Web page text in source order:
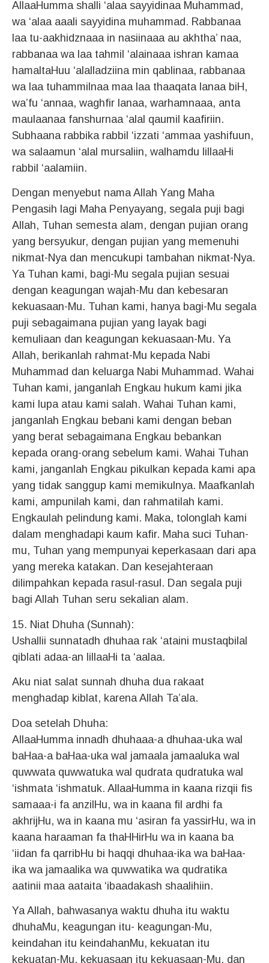
AllaaHumma shalli ‘alaa sayyidinaa Muhammad,
wa ‘alaa aaali sayyidina muhammad. Rabbanaa
laa tu-aakhidznaaa in nasiinaaa au akhtha’ naa,
rabbanaa wa laa tahmil ‘alainaaa ishran kamaa
hamaltaHuu ‘alalladziina min qablinaa, rabbanaa
wa laa tuhammilnaa maa laa thaaqata lanaa biH,
wa’fu ‘annaa, waghfir lanaa, warhamnaaa, anta
maulaanaa fanshurnaa ‘alal qaumil kaafiriin.
Subhaana rabbika rabbil ‘izzati ‘ammaa yashifuun,
wa salaamun ‘alal mursaliin, walhamdu lillaaHi
rabbil ‘aalamiin.
Dengan menyebut nama Allah Yang Maha
Pengasih lagi Maha Penyayang, segala puji bagi
Allah, Tuhan semesta alam, dengan pujian orang
yang bersyukur, dengan pujian yang memenuhi
nikmat-Nya dan mencukupi tambahan nikmat-Nya.
Ya Tuhan kami, bagi-Mu segala pujian sesuai
dengan keagungan wajah-Mu dan kebesaran
kekuasaan-Mu. Tuhan kami, hanya bagi-Mu segala
puji sebagaimana pujian yang layak bagi
kemuliaan dan keagungan kekuasaan-Mu. Ya
Allah, berikanlah rahmat-Mu kepada Nabi
Muhammad dan keluarga Nabi Muhammad. Wahai
Tuhan kami, janganlah Engkau hukum kami jika
kami lupa atau kami salah. Wahai Tuhan kami,
janganlah Engkau bebani kami dengan beban
yang berat sebagaimana Engkau bebankan
kepada orang-orang sebelum kami. Wahai Tuhan
kami, janganlah Engkau pikulkan kepada kami apa
yang tidak sanggup kami memikulnya. Maafkanlah
kami, ampunilah kami, dan rahmatilah kami.
Engkaulah pelindung kami. Maka, tolonglah kami
dalam menghadapi kaum kafir. Maha suci Tuhan-
mu, Tuhan yang mempunyai keperkasaan dari apa
yang mereka katakan. Dan kesejahteraan
dilimpahkan kepada rasul-rasul. Dan segala puji
bagi Allah Tuhan seru sekalian alam.
15. Niat Dhuha (Sunnah):
Ushallii sunnatadh dhuhaa rak ‘ataini mustaqbilal
qiblati adaa-an lillaaHi ta ‘aalaa.
Aku niat salat sunnah dhuha dua rakaat
menghadap kiblat, karena Allah Ta’ala.
Doa setelah Dhuha:
AllaaHumma innadh dhuhaaa-a dhuhaa-uka wal
baHaa-a baHaa-uka wal jamaala jamaaluka wal
quwwata quwwatuka wal qudrata qudratuka wal
‘ishmata ‘ishmatuk. AllaaHumma in kaana rizqii fis
samaaa-i fa anzilHu, wa in kaana fil ardhi fa
akhrijHu, wa in kaana mu ‘asiran fa yassirHu, wa in
kaana haraaman fa thaHHirHu wa in kaana ba
‘iidan fa qarribHu bi haqqi dhuhaa-ika wa baHaa-
ika wa jamaalika wa quwwatika wa qudratika
aatinii maa aataita ‘ibaadakash shaalihiin.
Ya Allah, bahwasanya waktu dhuha itu waktu
dhuhaMu, keagungan itu- keagungan-Mu,
keindahan itu keindahanMu, kekuatan itu
kekuatan-Mu, kekuasaan itu kekuasaan-Mu, dan